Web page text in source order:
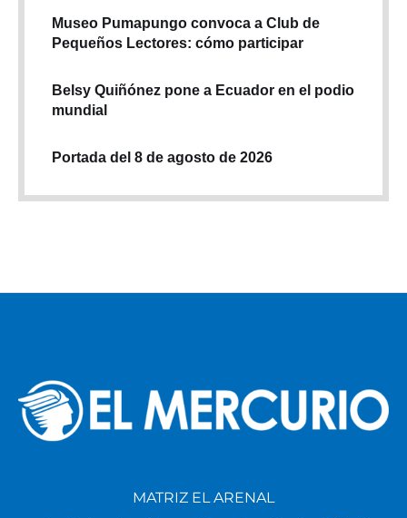
Museo Pumapungo convoca a Club de
Pequeños Lectores: cómo participar
Belsy Quiñónez pone a Ecuador en el podio
mundial
Portada del 8 de agosto de 2026
MATRIZ EL ARENAL